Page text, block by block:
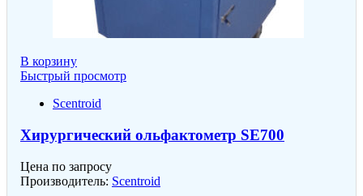
В корзину
Быстрый просмотр
Scentroid
Хирургический ольфактометр SE700
Цена по запросу
Производитель: Scentroid